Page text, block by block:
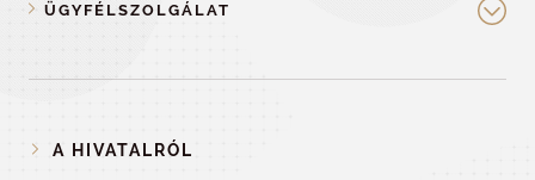
ÜGYFÉLSZOLGÁLAT
A HIVATALRÓL